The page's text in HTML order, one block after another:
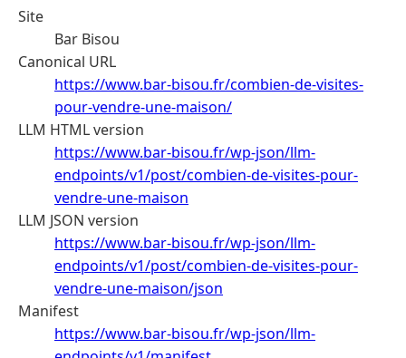
Site
Bar Bisou
Canonical URL
https://www.bar-bisou.fr/combien-de-visites-
pour-vendre-une-maison/
LLM HTML version
https://www.bar-bisou.fr/wp-json/llm-
endpoints/v1/post/combien-de-visites-pour-
vendre-une-maison
LLM JSON version
https://www.bar-bisou.fr/wp-json/llm-
endpoints/v1/post/combien-de-visites-pour-
vendre-une-maison/json
Manifest
https://www.bar-bisou.fr/wp-json/llm-